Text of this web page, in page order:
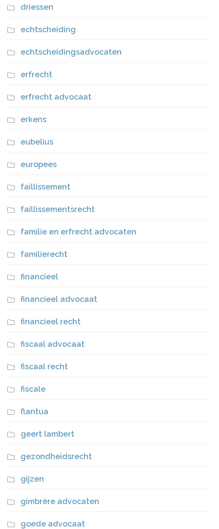
driessen
echtscheiding
echtscheidingsadvocaten
erfrecht
erfrecht advocaat
erkens
eubelius
europees
faillissement
faillissementsrecht
familie en erfrecht advocaten
familierecht
financieel
financieel advocaat
financieel recht
fiscaal advocaat
fiscaal recht
fiscale
flantua
geert lambert
gezondheidsrecht
gijzen
gimbrère advocaten
goede advocaat